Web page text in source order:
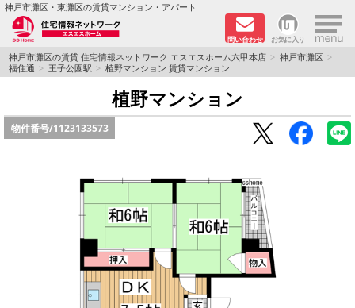
神戸市灘区・東灘区の賃貸マンション・アパート
問い合わせ お気に入り ×
TOPページ
学生さん向け物件
ペット飼育可物件
路線·駅から探す
地域から探す
神戸市灘区の賃貸 住宅情報ネットワーク エスエスホーム六甲本店
神戸市灘区
福住通
王子公園駅 植野マンション 賃貸マンション
植野マンション
物件番号/1123133573